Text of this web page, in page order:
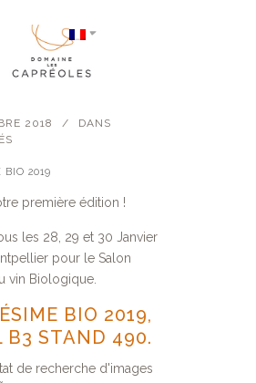
2018
DANS
BIO 2019
première édition !
les 28, 29 et 30 Janvier
pour le Salon
vin Biologique.
BIO 2019,
B3 STAND 490.